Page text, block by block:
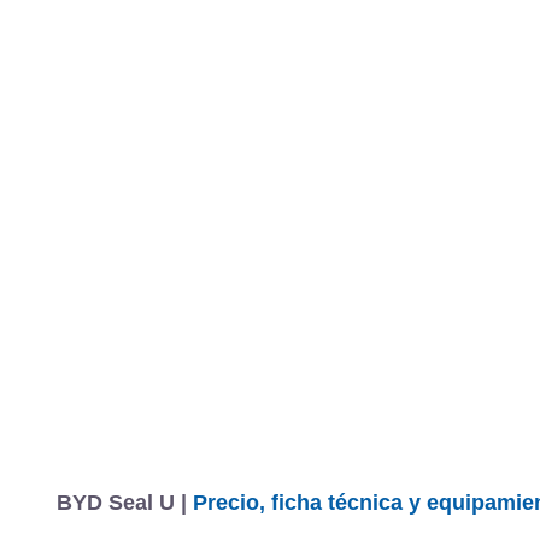
BYD Seal U | Precio, ficha técnica y